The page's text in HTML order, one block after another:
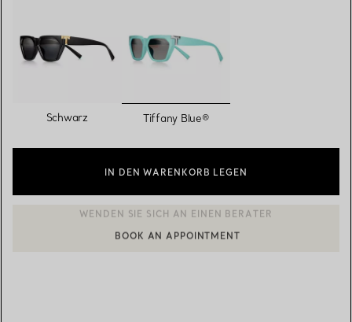
Schwarz ausgewählt
Tiffany Blue®
IN DEN WARENKORB LEGEN
EINEN KUNDENBERATER KONTAKTIEREN ODER EINEN